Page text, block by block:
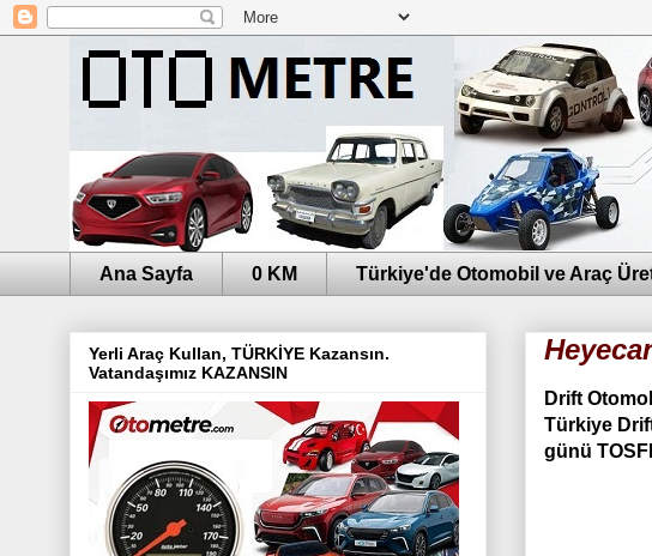
Ana Sayfa 0 KM Türkiye'de Otomobil ve Araç
Drift
Türkiye
günü
Yerli Araç Kullan, TÜRKİYE Kazansın.
Vatandaşımız KAZANSIN